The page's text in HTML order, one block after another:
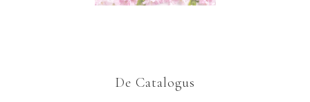
De Catalogus